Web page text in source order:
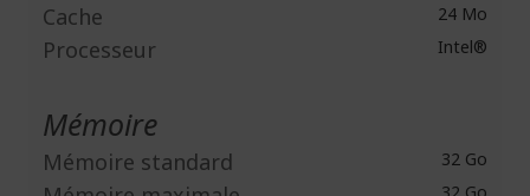
Cache 24 Mo
Processeur Intel®
Mémoire
Mémoire standard 32 Go